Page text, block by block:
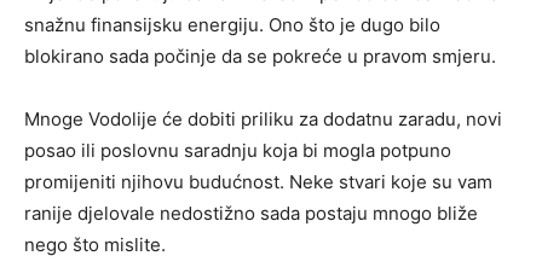
snažnu finansijsku energiju. Ono što je dugo bilo
blokirano sada počinje da se pokreće u pravom smjeru.
Mnoge Vodolije će dobiti priliku za dodatnu zaradu, novi
posao ili poslovnu saradnju koja bi mogla potpuno
promijeniti njihovu budućnost. Neke stvari koje su vam
ranije djelovale nedostižno sada postaju mnogo bliže
nego što mislite.